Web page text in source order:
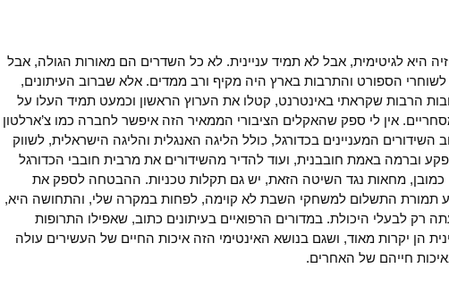
היא לגיטימית, אבל לא תמיד עניינית. לא כל השדרים הם מאורות הגולה, אבל
הספורט והתרבות בארץ היה מקיף ורב ממדים. אלא שברוב העיתונים,
הרבות שקראתי באינטרנט, קטלו את הערוץ הראשון וכמעט תמיד העלו על
אין לי ספק שהאקלים הציבורי הממאיר הזה איפשר לחברה כמו צ’ארלטון
המעניינים בכדורגל, כולל הליגה האנגלית והליגה הישראלית, לשווק
וברמה באמת חובבנית, ועוד להדיר מהשידורים את מרבית חובבי הכדורגל
כמובן, מחאות נגד השיטה הזאת, יש גם תקלות טכניות. ההבטחה לספק את
תמורת התשלום למשחקי השבת לא קוימה, לפחות במקרה שלי, והתחושה היא,
רק לבעלי היכולת. במדורים הרפואיים בעיתונים כתוב, שאפילו התרופות
הן יקרות מאוד, ושגם בנושא האינטימי הזה איכות החיים של העשירים עולה
חייהם של האחרים.